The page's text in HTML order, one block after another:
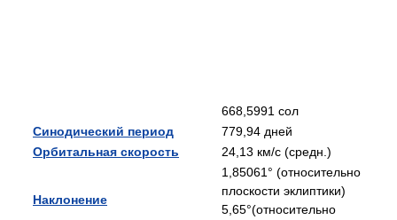
668,5991 сол
Синодический период
779,94 дней
Орбитальная скорость
24,13 км/с (средн.)
Наклонение
1,85061° (относительно
плоскости эклиптики)
5,65°(относительно